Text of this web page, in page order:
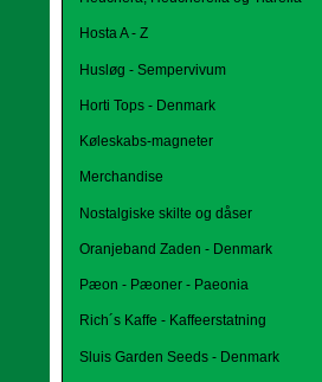
Hosta A - Z
Husløg - Sempervivum
Horti Tops - Denmark
Køleskabs-magneter
Merchandise
Nostalgiske skilte og dåser
Oranjeband Zaden - Denmark
Pæon - Pæoner - Paeonia
Rich´s Kaffe - Kaffeerstatning
Sluis Garden Seeds - Denmark